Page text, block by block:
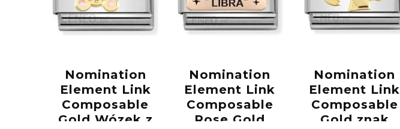
Nomination
Element Link
Composable
Gold Wózek z
Nomination
Element Link
Composable
Rose Gold
Nomination
Element Link
Composable
Gold znak